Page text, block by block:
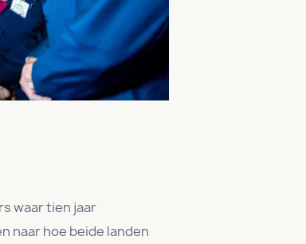
waar tien jaar
naar hoe beide landen